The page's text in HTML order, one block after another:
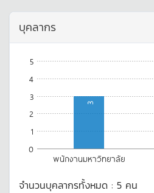
บุคลากร
พนักงานมหาวิทยาลัย
0
1
2
3
4
5
3
จำนวนบุคลากรทั้งหมด : 5 คน